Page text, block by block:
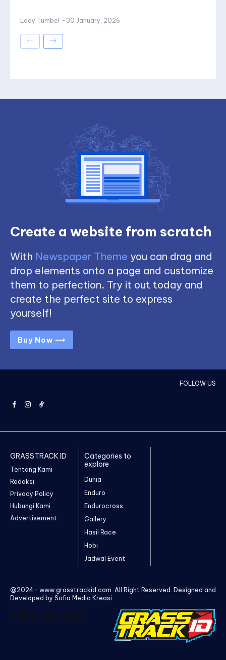
Lody Tumbel - 30 January, 2026
Create a website from scratch
With Newspaper Theme you can drag and
drop elements onto a page and customize
them to perfection. Try it out today and
create the perfect site to express
yourself!
Buy Now ⟶
FOLLOW US
GRASSTRACK ID
Tentang Kami
Redaksi
Privacy Policy
Hubungi Kami
Advertisement
Categories to
explore
Dunia
Enduro
Endurocross
Gallery
Hasil Race
Hobi
Jadwal Event
@2024 - www.grasstrackid.com. All Right Reserved. Designed and
Developed by Sofia Media Kreasi
Who we are